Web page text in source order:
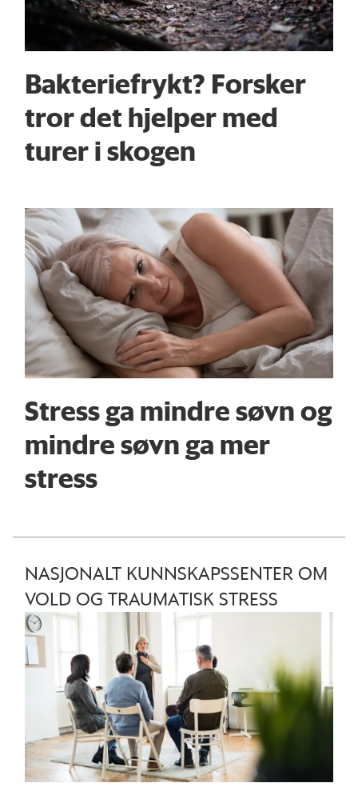
Bakteriefrykt? Forsker
tror det hjelper med
turer i skogen
Stress ga mindre søvn og
mindre søvn ga mer
stress
NASJONALT KUNNSKAPSSENTER OM
VOLD OG TRAUMATISK STRESS